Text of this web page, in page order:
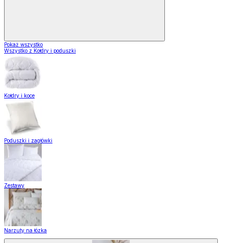
Pokaż wszystko
Wszystko z Kołdry i poduszki
Kołdry i koce
Poduszki i zagłówki
Zestawy
Narzuty na łózka